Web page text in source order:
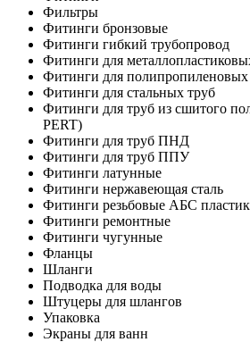
Фильтры
Фитинги бронзовые
Фитинги гибкий трубопровод
Фитинги для
Фитинги для полипропиленовых
Фитинги для стальных труб
Фитинги для труб из сшитого
PERT)
Фитинги для труб ПНД
Фитинги для труб ППУ
Фитинги латунные
Фитинги нержавеющая сталь
Фитинги резьбовые АБС пластик
Фитинги ремонтные
Фитинги чугунные
Фланцы
Шланги
Подводка для воды
Штуцеры для шлангов
Упаковка
Экраны для ванн